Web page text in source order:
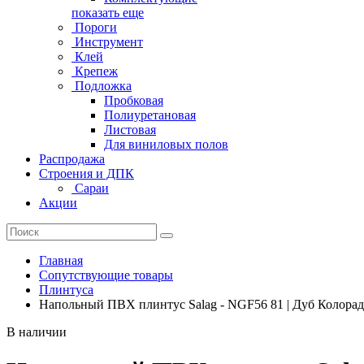
показать еще
Пороги
Инструмент
Клей
Крепеж
Подложка
Пробковая
Полиуретановая
Листовая
Для виниловых полов
Распродажа
Строения и ДПК
Сараи
Акции
Главная
Сопутствующие товары
Плинтуса
Напольный ПВХ плинтус Salag - NGF56 81 | Дуб
В наличии